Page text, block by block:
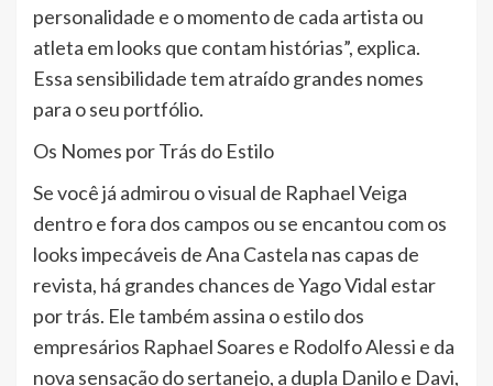
personalidade e o momento de cada artista ou
atleta em looks que contam histórias”, explica.
Essa sensibilidade tem atraído grandes nomes
para o seu portfólio.
Os Nomes por Trás do Estilo
Se você já admirou o visual de Raphael Veiga
dentro e fora dos campos ou se encantou com os
looks impecáveis de Ana Castela nas capas de
revista, há grandes chances de Yago Vidal estar
por trás. Ele também assina o estilo dos
empresários Raphael Soares e Rodolfo Alessi e da
nova sensação do sertanejo, a dupla Danilo e Davi,